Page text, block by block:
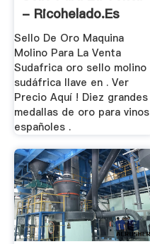
- Ricohelado.es
Sello De Oro Maquina
Molino Para La Venta
Sudafrica oro sello molino
sudáfrica llave en . Ver
Precio Aquí ! Diez grandes
medallas de oro para vinos
españoles .